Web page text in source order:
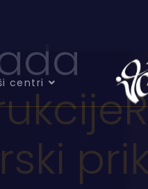
centri